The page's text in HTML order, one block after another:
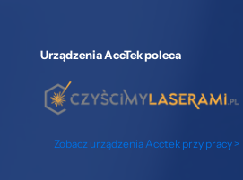
Urządzenia AccTek poleca
Zobacz urządzenia Acctek przy pracy >